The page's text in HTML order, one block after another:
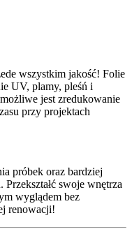
wszystkim jakość! Folie
UV, plamy, pleśń i
jest zredukowanie
przy projektach
próbek oraz bardziej
swoje wnętrza
wyglądem bez
renowacji!